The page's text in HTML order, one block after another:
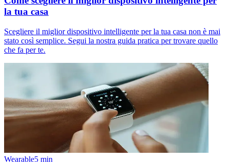
la tua casa
Scegliere il miglior dispositivo intelligente per la tua casa non è mai
stato così semplice. Segui la nostra guida pratica per trovare quello
che fa per te.
Wearable5 min